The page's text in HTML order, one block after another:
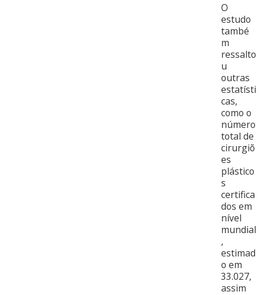
O
estudo
també
m
ressalto
u
outras
estatísti
cas,
como o
número
total de
cirurgiõ
es
plástico
s
certifica
dos em
nível
mundial
,
estimad
o em
33.027,
assim